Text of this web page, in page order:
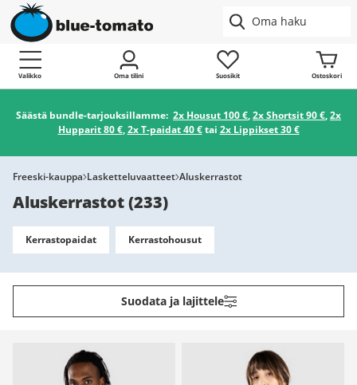
Valikko Oma tilini Suosikit Ostoskori
Säästä bundle-tarjouksillamme: 2x Housut 100 €,2x Shortsit 90 €,2x
Hupparit 80 €,2x T-paidat 40 €tai 2x Lippikset 30 €
Freeski-kauppa Lasketteluvaatteet Aluskerrastot
Aluskerrastot(233)
Kerrastopaidat Kerrastohousut
Suodata ja lajittele